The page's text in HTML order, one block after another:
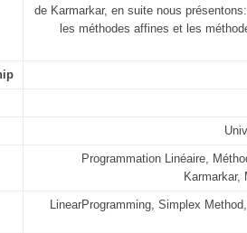
de Karmarkar, en suite nous
les méthodes affines et les
Programmation Linéaire,
Karmarkar,
LinearProgramming, Simplex